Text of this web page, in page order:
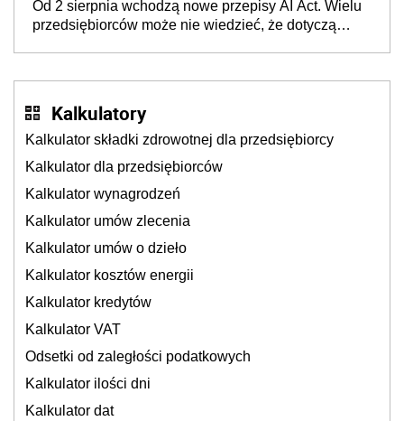
będzie
Od 2 sierpnia wchodzą nowe przepisy AI Act. Wielu
przedsiębiorców może nie wiedzieć, że dotyczą
Kalkulatory
Kalkulator składki zdrowotnej dla przedsiębiorcy
Kalkulator dla przedsiębiorców
Kalkulator wynagrodzeń
Kalkulator umów zlecenia
Kalkulator umów o dzieło
Kalkulator kosztów energii
Kalkulator kredytów
Kalkulator VAT
Odsetki od zaległości podatkowych
Kalkulator ilości dni
Kalkulator dat